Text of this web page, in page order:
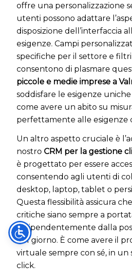
offre una personalizzazione
utenti possono adattare
disposizione dell’interfaccia
esigenze. Campi
specifiche per il settore e
consentono di plasmare
piccole e medie imprese a
soddisfare le esigenze
come avere un abito su
perfettamente alle esigenze
Un altro aspetto cruciale è
nostro CRM per la gestione
è progettato per essere
consentendo agli utenti di
desktop, laptop, tablet o
Questa flessibilità assicura
critiche siano sempre a
indipendentemente dalla
del giorno. È come avere il
virtuale sempre con sé, in un
click.